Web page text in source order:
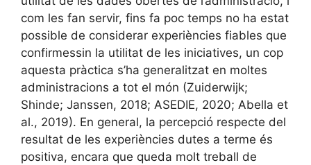
com les fan servir, fins fa poc temps no ha estat
possible de considerar experiències fiables que
confirmessin la utilitat de les iniciatives, un cop
aquesta pràctica s’ha generalitzat en moltes
administracions a tot el món (Zuiderwijk;
Shinde; Janssen, 2018; ASEDIE, 2020; Abella et
al., 2019). En general, la percepció respecte del
resultat de les experiències dutes a terme és
positiva, encara que queda molt treball de